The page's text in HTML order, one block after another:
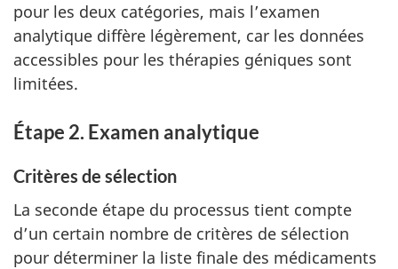
pour les deux catégories, mais l’examen
analytique diffère légèrement, car les données
accessibles pour les thérapies géniques sont
limitées.
Étape 2. Examen analytique
Critères de sélection
La seconde étape du processus tient compte
d’un certain nombre de critères de sélection
pour déterminer la liste finale des médicaments